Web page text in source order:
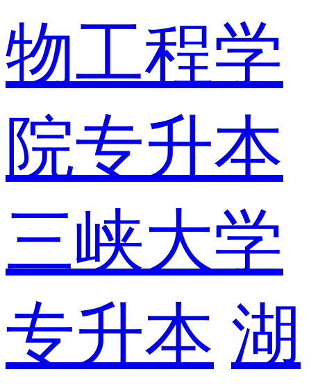
物工程学
院专升本
三峡大学
专升本 湖